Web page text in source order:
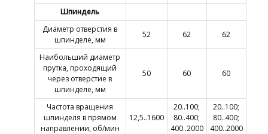
Шпиндель
Диаметр отверстия в
шпинделе, мм
52 62 62
Наибольший диаметр
прутка, проходящий
через отверстие в
шпинделе, мм
50 60 60
Частота вращения
шпинделя в прямом
направлении, об/мин
12,5..1600
20..100;
80..400;
400..2000
20..100;
80..400;
400..2000